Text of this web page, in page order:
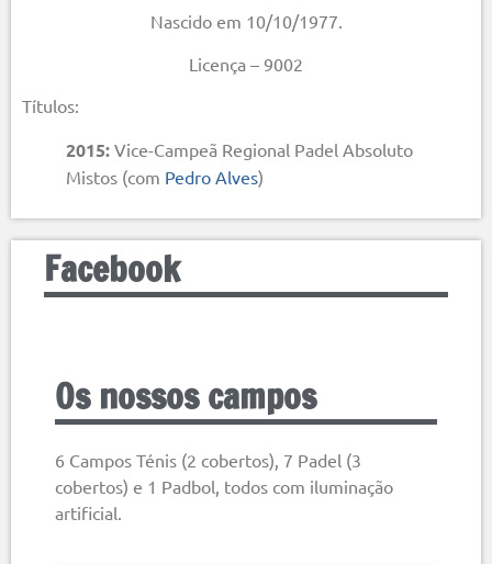
Nascido em 10/10/1977.
Licença – 9002
Títulos:
2015: Vice-Campeã Regional Padel Absoluto
Mistos (com Pedro Alves)
Facebook
Os nossos campos
6 Campos Ténis (2 cobertos), 7 Padel (3
cobertos) e 1 Padbol, todos com iluminação
artificial.